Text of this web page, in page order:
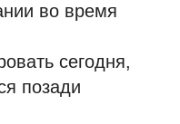
во время
сегодня,
позади